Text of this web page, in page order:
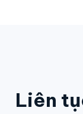
Liên